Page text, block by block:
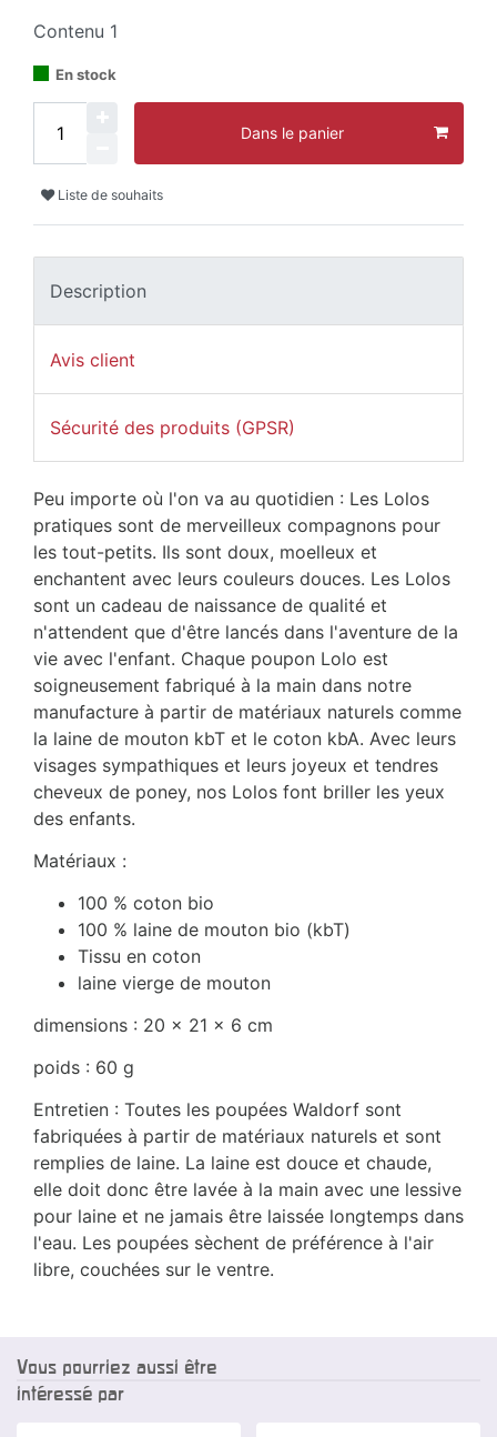
Contenu 1
En stock
Dans le panier
Liste de souhaits
Description
Avis client
Sécurité des produits (GPSR)
Peu importe où l'on va au quotidien : Les Lolos
pratiques sont de merveilleux compagnons pour
les tout-petits. Ils sont doux, moelleux et
enchantent avec leurs couleurs douces. Les Lolos
sont un cadeau de naissance de qualité et
n'attendent que d'être lancés dans l'aventure de la
vie avec l'enfant. Chaque poupon Lolo est
soigneusement fabriqué à la main dans notre
manufacture à partir de matériaux naturels comme
la laine de mouton kbT et le coton kbA. Avec leurs
visages sympathiques et leurs joyeux et tendres
cheveux de poney, nos Lolos font briller les yeux
des enfants.
Matériaux :
100 % coton bio
100 % laine de mouton bio (kbT)
Tissu en coton
laine vierge de mouton
dimensions : 20 x 21 x 6 cm
poids : 60 g
Entretien : Toutes les poupées Waldorf sont
fabriquées à partir de matériaux naturels et sont
remplies de laine. La laine est douce et chaude,
elle doit donc être lavée à la main avec une lessive
pour laine et ne jamais être laissée longtemps dans
l'eau. Les poupées sèchent de préférence à l'air
libre, couchées sur le ventre.
Vous pourriez aussi être
intéressé par